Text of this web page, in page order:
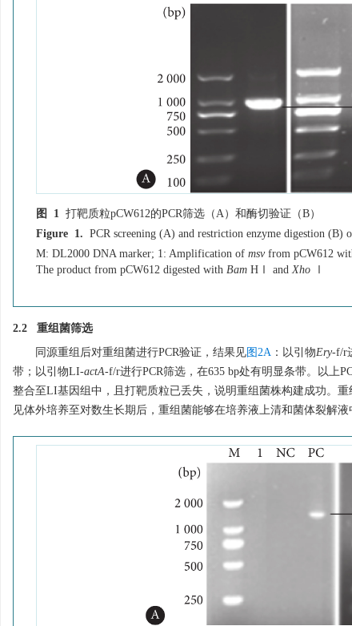
图 1 打靶质粒pCW612的PCR筛选（A）和酶切验证（B）
Figure 1. PCR screening (A) and restriction enzyme digestion (B)
M: DL2000 DNA marker; 1: Amplification of msvfrom pCW612
The product from pCW612 digested with Bam HⅠ andXho
2.2 重组菌筛选
同源重组后对重组菌进行PCR验证，结果见图2A ：以引物Ery-f/r
带；以引物LI-actA-f/r进行PCR筛选，在635 bp处有明显条带。以上
整合至LI基因组中，且打靶质粒已丢失，说明重组菌株构建成功。
见体外培养至对数生长期后，重组菌能够在培养液上清和菌体裂解